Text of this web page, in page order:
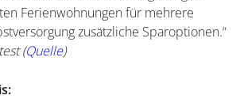
Ferienwohnungen für mehrere
zusätzliche Sparoptionen.“
(Quelle)